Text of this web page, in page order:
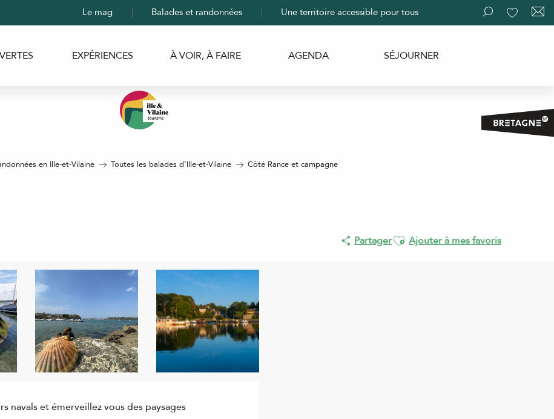
Recherche
Le mag Balades et randonnées Une territoire accessible pour tous
EXPÉRIENCES À VOIR, À FAIRE AGENDA SÉJOURNER
en Ille-et-Vilaine Toutes les balades d’Ille-et-Vilaine Côté Rance et campagne
PartagerAjouter aux favoris
Ajouter à mes favoris
navals et émerveillez vous des paysages